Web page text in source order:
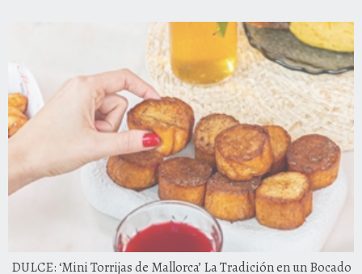
DULCE: ‘Mini Torrijas de Mallorca’ La Tradición en un Bocado